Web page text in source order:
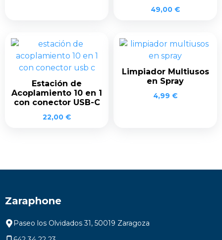
49,00 €
Estación de
Acoplamiento 10 en 1
con conector USB-C
22,00 €
Limpiador Multiusos
en Spray
4,99 €
Zaraphone
Paseo los Olvidados 31, 50019 Zaragoza